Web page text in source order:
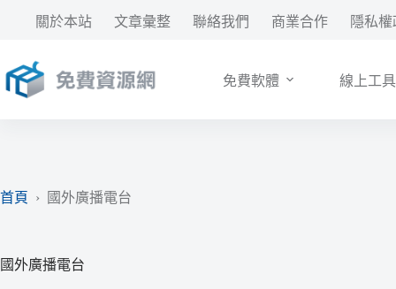
要
內
關於本站 文章彙整 聯絡我們 商業合作 隱私
免費軟體 線上工具
首頁 › 國外廣播電台
國外廣播電台